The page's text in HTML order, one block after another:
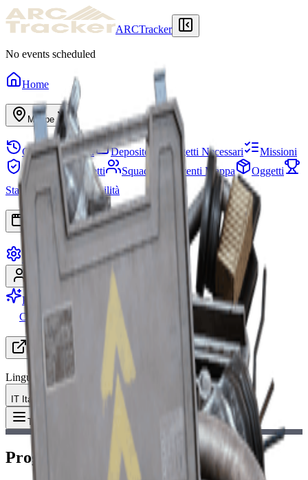
ARCTracker
No events scheduled
Home
Mappe
Cronologia Raid Deposito Oggetti Necessari
Missioni
Rifugio
Progetti Squadre Eventi Mappa
Oggetti
Stagioni
Albero Abilità
Impostazioni
Passa a Premium
Cerca Gruppo (LFG)
Risorse
Lingua
IT Italiano
Toggle Menu Progetto Venator
Progetto Venator